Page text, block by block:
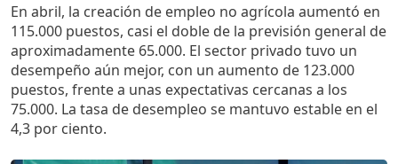
En abril, la creación de empleo no agrícola aumentó en
115.000 puestos, casi el doble de la previsión general de
aproximadamente 65.000. El sector privado tuvo un
desempeño aún mejor, con un aumento de 123.000
puestos, frente a unas expectativas cercanas a los
75.000. La tasa de desempleo se mantuvo estable en el
4,3 por ciento.